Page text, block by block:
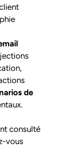
de
consulté
vous